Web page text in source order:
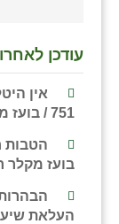
עודכן
אין
751 / בועז מקלר רו"ח
הטבות
בועז מקלר
העלאת
תלמי יוסף
בוסתן הגליל